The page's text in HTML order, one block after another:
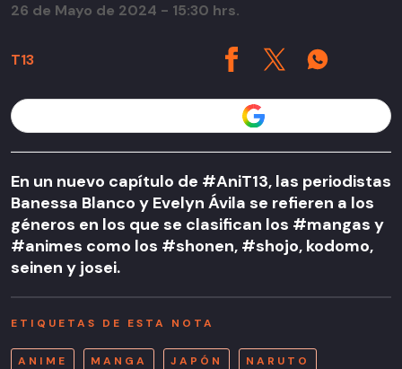
T13
26 de Mayo de 2024 - 15:30 hrs.
En un nuevo capítulo de #AniT13, las periodistas
Banessa Blanco y Evelyn Ávila se refieren a los
géneros en los que se clasifican los #mangas y
#animes como los #shonen, #shojo, kodomo,
seinen y josei.
ETIQUETAS DE ESTA NOTA
ANIME MANGA JAPÓN NARUTO